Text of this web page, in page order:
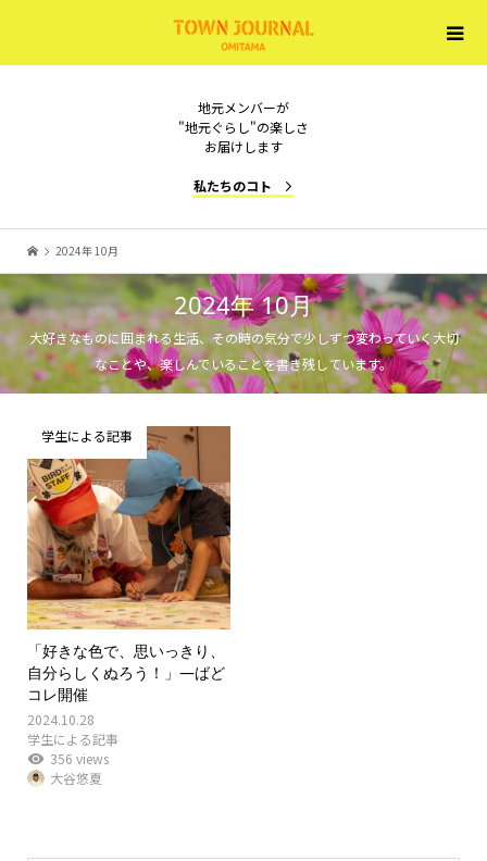
地元メンバーが
"地元ぐらし"の楽しさ
お届けします
私たちのコト
2024年 10月
2024年 10月
大好きなものに囲まれる生活、その時の気分で少しずつ変わっていく大切
なことや、楽しんでいることを書き残しています。
学生による記事
「好きな色で、思いっきり、
自分らしくぬろう！」―ばど
コレ開催
2024.10.28
学生による記事
356 views
大谷悠夏